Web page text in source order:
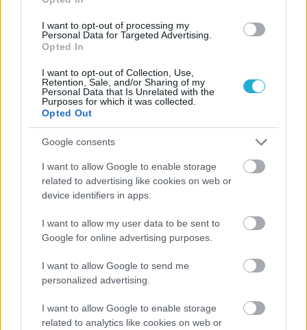
I want to opt-out of processing my
Personal Data for Targeted Advertising.
Opted In
I want to opt-out of Collection, Use,
Retention, Sale, and/or Sharing of my
Personal Data that Is Unrelated with the
Purposes for which it was collected.
Opted Out
Google consents
I want to allow Google to enable storage
related to advertising like cookies on web or
device identifiers in apps.
I want to allow my user data to be sent to
Google for online advertising purposes.
I want to allow Google to send me
personalized advertising.
I want to allow Google to enable storage
related to analytics like cookies on web or
BEACH VOLLEY
Επιστροφή στους τίτλους για Παπαδημητρίου/
Ιωαννίδη
Την επιστροφή τους στην κορυφή του Beach Volley έπειτα
από 4 χρόνια πανηγύρισαν στην πλατεία Συντάγματος οι
Θοδωρής Παπαδημητρίου και Παναγιώτης Ιωαννίδης...